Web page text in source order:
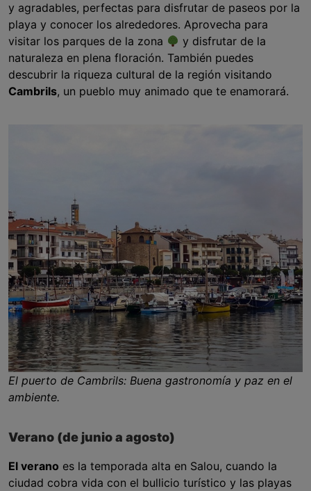
y agradables, perfectas para disfrutar de paseos por la
playa y conocer los alrededores. Aprovecha para
visitar los parques de la zona
y disfrutar de la
naturaleza en plena floración. También puedes
descubrir la riqueza cultural de la región visitando
Cambrils, un pueblo muy animado que te enamorará.
El puerto de Cambrils: Buena gastronomía y paz en el
ambiente.
Verano (de junio a agosto)
El verano es la temporada alta en Salou, cuando la
ciudad cobra vida con el bullicio turístico y las playas